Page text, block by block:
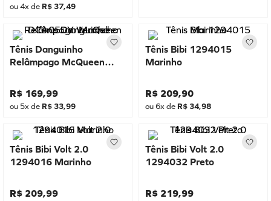
ou4x de R$ 37,49
Tênis Danguinho
Relâmpago McQueen
R$ 169,99
ou 5x de R$ 33,99
Tênis Bibi 1294015
Marinho
R$ 209,90
ou6x de R$ 34,98
Tênis Bibi Volt 2.0
1294016 Marinho
R$ 209,99
Tênis Bibi Volt 2.0
1294032 Preto
R$ 219,99